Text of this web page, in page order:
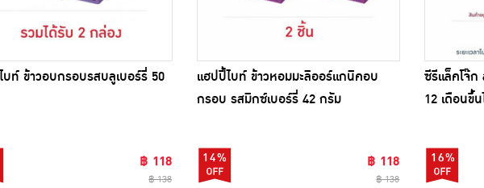
บท์ ข้าวอบกรอบรสบลูเบอร์รี่ 50
฿ 118
฿ 138
แฮปปี้ไบท์ ข้าวหอมมะลิออร์แกนิคอบ
กรอบ รสมิกซ์เบอร์รี่ 42 กรัม
14% ฿ 118
฿ 138
ซีรีแล็คโจ๊
12 เดือนขึ้
16%